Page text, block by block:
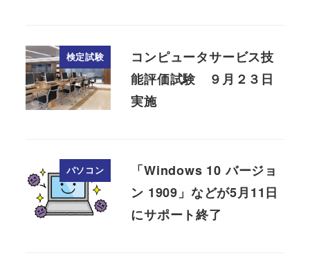
検定試験
コンピュータサービス技
能評価試験 ９月２３日
実施
パソコン
「Windows 10 バージョ
ン 1909」などが5月11日
にサポート終了